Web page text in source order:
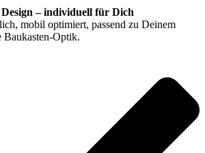
Design – individuell für Dich
mobil optimiert, passend zu Deinem
Baukasten-Optik.